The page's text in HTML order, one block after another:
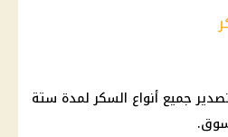
جميع أنواع السكر لمدة ستة